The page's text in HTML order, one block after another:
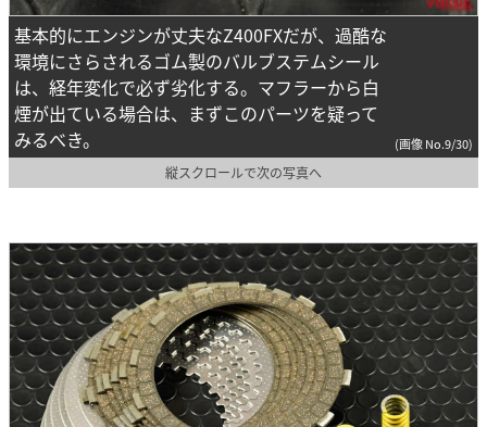
基本的にエンジンが丈夫なZ400FXだが、過酷な
環境にさらされるゴム製のバルブステムシール
は、経年変化で必ず劣化する。マフラーから白
煙が出ている場合は、まずこのパーツを疑って
みるべき。
(画像 No.9/30)
縦スクロールで次の写真へ